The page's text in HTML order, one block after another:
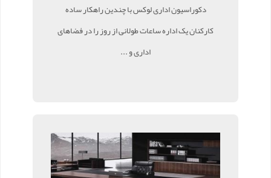
دکوراسیون اداری لوکس با چندین راهکار ساده
کارکنان یک اداره ساعات طولانی از روز را در فضاهای
اداری و ...